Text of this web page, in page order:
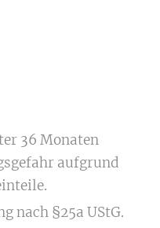
36 Monaten
aufgrund
nach §25a UStG.